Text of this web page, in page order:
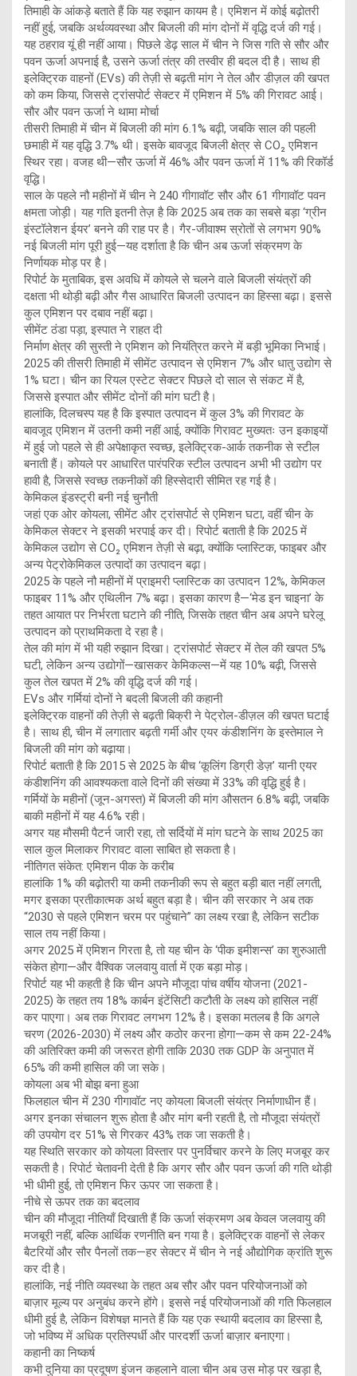
तिमाही के आंकड़े बताते हैं कि यह रुझान कायम है। एमिशन में कोई बढ़ोतरी
नहीं हुई, जबकि अर्थव्यवस्था और बिजली की मांग दोनों में वृद्धि दर्ज की गई।
यह ठहराव यूं ही नहीं आया। पिछले डेढ़ साल में चीन ने जिस गति से सौर और
पवन ऊर्जा अपनाई है, उसने ऊर्जा तंत्र की तस्वीर ही बदल दी है। साथ ही
इलेक्ट्रिक वाहनों (EVs) की तेज़ी से बढ़ती मांग ने तेल और डीज़ल की खपत
को कम किया, जिससे ट्रांसपोर्ट सेक्टर में एमिशन में 5% की गिरावट आई।
सौर और पवन ऊर्जा ने थामा मोर्चा
तीसरी तिमाही में चीन में बिजली की मांग 6.1% बढ़ी, जबकि साल की पहली
छमाही में यह वृद्धि 3.7% थी। इसके बावजूद बिजली क्षेत्र से CO₂ एमिशन
स्थिर रहा। वजह थी—सौर ऊर्जा में 46% और पवन ऊर्जा में 11% की रिकॉर्ड
वृद्धि।
साल के पहले नौ महीनों में चीन ने 240 गीगावॉट सौर और 61 गीगावॉट पवन
क्षमता जोड़ी। यह गति इतनी तेज़ है कि 2025 अब तक का सबसे बड़ा ‘ग्रीन
इंस्टॉलेशन ईयर’ बनने की राह पर है। गैर-जीवाश्म स्रोतों से लगभग 90%
नई बिजली मांग पूरी हुई—यह दर्शाता है कि चीन अब ऊर्जा संक्रमण के
निर्णायक मोड़ पर है।
रिपोर्ट के मुताबिक, इस अवधि में कोयले से चलने वाले बिजली संयंत्रों की
दक्षता भी थोड़ी बढ़ी और गैस आधारित बिजली उत्पादन का हिस्सा बढ़ा। इससे
कुल एमिशन पर दबाव नहीं बढ़ा।
सीमेंट ठंडा पड़ा, इस्पात ने राहत दी
निर्माण क्षेत्र की सुस्ती ने एमिशन को नियंत्रित करने में बड़ी भूमिका निभाई।
2025 की तीसरी तिमाही में सीमेंट उत्पादन से एमिशन 7% और धातु उद्योग से
1% घटा। चीन का रियल एस्टेट सेक्टर पिछले दो साल से संकट में है,
जिससे इस्पात और सीमेंट दोनों की मांग घटी है।
हालांकि, दिलचस्प यह है कि इस्पात उत्पादन में कुल 3% की गिरावट के
बावजूद एमिशन में उतनी कमी नहीं आई, क्योंकि गिरावट मुख्यतः उन इकाइयों
में हुई जो पहले से ही अपेक्षाकृत स्वच्छ, इलेक्ट्रिक-आर्क तकनीक से स्टील
बनाती हैं। कोयले पर आधारित पारंपरिक स्टील उत्पादन अभी भी उद्योग पर
हावी है, जिससे स्वच्छ तकनीकों की हिस्सेदारी सीमित रह गई है।
केमिकल इंडस्ट्री बनी नई चुनौती
जहां एक ओर कोयला, सीमेंट और ट्रांसपोर्ट से एमिशन घटा, वहीं चीन के
केमिकल सेक्टर ने इसकी भरपाई कर दी। रिपोर्ट बताती है कि 2025 में
केमिकल उद्योग से CO₂ एमिशन तेज़ी से बढ़ा, क्योंकि प्लास्टिक, फाइबर और
अन्य पेट्रोकेमिकल उत्पादों का उत्पादन बढ़ा।
2025 के पहले नौ महीनों में प्राइमरी प्लास्टिक का उत्पादन 12%, केमिकल
फाइबर 11% और एथिलीन 7% बढ़ा। इसका कारण है—‘मेड इन चाइना’ के
तहत आयात पर निर्भरता घटाने की नीति, जिसके तहत चीन अब अपने घरेलू
उत्पादन को प्राथमिकता दे रहा है।
तेल की मांग में भी यही रुझान दिखा। ट्रांसपोर्ट सेक्टर में तेल की खपत 5%
घटी, लेकिन अन्य उद्योगों—खासकर केमिकल्स—में यह 10% बढ़ी, जिससे
कुल तेल खपत में 2% की वृद्धि दर्ज की गई।
EVs और गर्मियां दोनों ने बदली बिजली की कहानी
इलेक्ट्रिक वाहनों की तेज़ी से बढ़ती बिक्री ने पेट्रोल-डीज़ल की खपत घटाई
है। साथ ही, चीन में लगातार बढ़ती गर्मी और एयर कंडीशनिंग के इस्तेमाल ने
बिजली की मांग को बढ़ाया।
रिपोर्ट बताती है कि 2015 से 2025 के बीच ‘कूलिंग डिग्री डेज़’ यानी एयर
कंडीशनिंग की आवश्यकता वाले दिनों की संख्या में 33% की वृद्धि हुई है।
गर्मियों के महीनों (जून-अगस्त) में बिजली की मांग औसतन 6.8% बढ़ी, जबकि
बाकी महीनों में यह 4.6% रही।
अगर यह मौसमी पैटर्न जारी रहा, तो सर्दियों में मांग घटने के साथ 2025 का
साल कुल मिलाकर गिरावट वाला साबित हो सकता है।
नीतिगत संकेत: एमिशन पीक के करीब
हालांकि 1% की बढ़ोतरी या कमी तकनीकी रूप से बहुत बड़ी बात नहीं लगती,
मगर इसका प्रतीकात्मक अर्थ बहुत बड़ा है। चीन की सरकार ने अब तक
“2030 से पहले एमिशन चरम पर पहुंचाने” का लक्ष्य रखा है, लेकिन सटीक
साल तय नहीं किया।
अगर 2025 में एमिशन गिरता है, तो यह चीन के ‘पीक इमीशन्स’ का शुरुआती
संकेत होगा—और वैश्विक जलवायु वार्ता में एक बड़ा मोड़।
रिपोर्ट यह भी कहती है कि चीन अपने मौजूदा पांच वर्षीय योजना (2021-
2025) के तहत तय 18% कार्बन इंटेंसिटी कटौती के लक्ष्य को हासिल नहीं
कर पाएगा। अब तक गिरावट लगभग 12% है। इसका मतलब है कि अगले
चरण (2026-2030) में लक्ष्य और कठोर करना होगा—कम से कम 22-24%
की अतिरिक्त कमी की जरूरत होगी ताकि 2030 तक GDP के अनुपात में
65% की कमी हासिल की जा सके।
कोयला अब भी बोझ बना हुआ
फिलहाल चीन में 230 गीगावॉट नए कोयला बिजली संयंत्र निर्माणाधीन हैं।
अगर इनका संचालन शुरू होता है और मांग बनी रहती है, तो मौजूदा संयंत्रों
की उपयोग दर 51% से गिरकर 43% तक जा सकती है।
यह स्थिति सरकार को कोयला विस्तार पर पुनर्विचार करने के लिए मजबूर कर
सकती है। रिपोर्ट चेतावनी देती है कि अगर सौर और पवन ऊर्जा की गति थोड़ी
भी धीमी हुई, तो एमिशन फिर ऊपर जा सकता है।
नीचे से ऊपर तक का बदलाव
चीन की मौजूदा नीतियाँ दिखाती हैं कि ऊर्जा संक्रमण अब केवल जलवायु की
मजबूरी नहीं, बल्कि आर्थिक रणनीति बन गया है। इलेक्ट्रिक वाहनों से लेकर
बैटरियों और सौर पैनलों तक—हर सेक्टर में चीन ने नई औद्योगिक क्रांति शुरू
कर दी है।
हालांकि, नई नीति व्यवस्था के तहत अब सौर और पवन परियोजनाओं को
बाज़ार मूल्य पर अनुबंध करने होंगे। इससे नई परियोजनाओं की गति फिलहाल
धीमी हुई है, लेकिन विशेषज्ञ मानते हैं कि यह एक स्थायी बदलाव का हिस्सा है,
जो भविष्य में अधिक प्रतिस्पर्धी और पारदर्शी ऊर्जा बाज़ार बनाएगा।
कहानी का निष्कर्ष
कभी दुनिया का प्रदूषण इंजन कहलाने वाला चीन अब उस मोड़ पर खड़ा है,